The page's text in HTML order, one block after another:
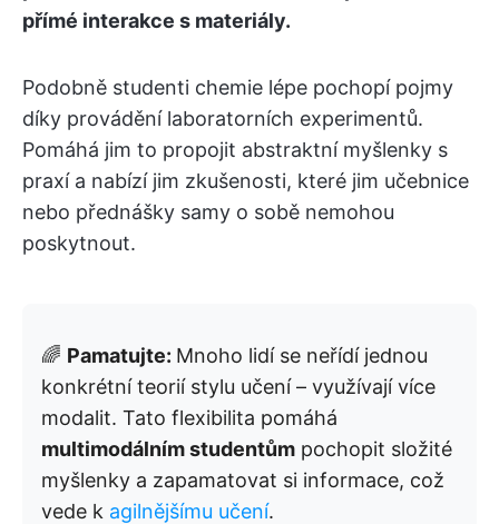
přímé interakce s materiály.
Podobně studenti chemie lépe pochopí pojmy
díky provádění laboratorních experimentů.
Pomáhá jim to propojit abstraktní myšlenky s
praxí a nabízí jim zkušenosti, které jim učebnice
nebo přednášky samy o sobě nemohou
poskytnout.
🌈 Pamatujte: Mnoho lidí se neřídí jednou
konkrétní teorií stylu učení – využívají více
modalit. Tato flexibilita pomáhá
multimodálním studentům pochopit složité
myšlenky a zapamatovat si informace, což
vede k agilnějšímu učení.